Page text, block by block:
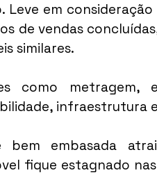
Leve em
de vendas
similares.
como metragem,
infraestrutura
bem embasada
fique estagnado